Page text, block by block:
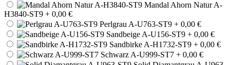
Mandal Ahorn Natur A-
H3840-ST9 + 0,00 €
Perlgrau A-U763-ST9 + 0,00 €
Sandbeige A-U156-ST9 + 0,00 €
Sandbirke A-H1732-ST9 + 0,00 €
Schwarz A-U999-ST7 + 0,00 €